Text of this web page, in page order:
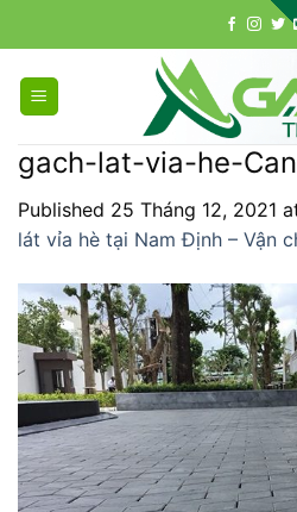
to
content
gach-lat-via-he-
Published 25 Tháng 12, 2021
lát vỉa hè tại Nam Định – Vận